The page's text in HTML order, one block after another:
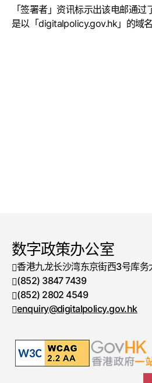
「签署者」资讯标示出该电邮通
是以「digitalpolicy.gov.hk」的域
数字政策办公室
香港九龙长沙湾东京街西3号库务
电话号码
(852) 3847 7439
传真号码
(852) 2802 4549
enquiry@digitalpolicy.gov.hk